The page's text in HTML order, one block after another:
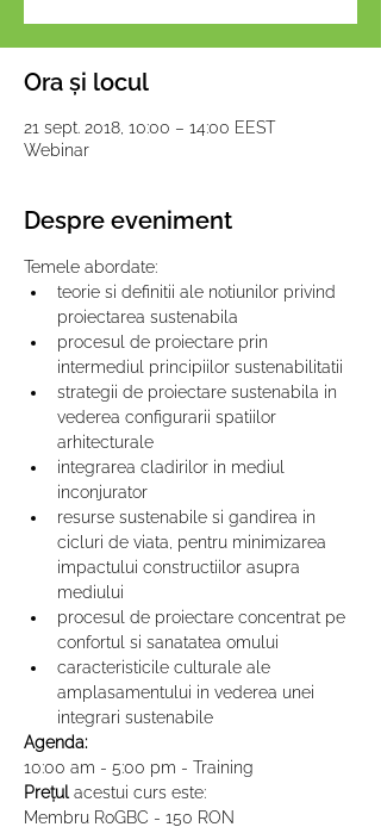
Ora și locul
21 sept. 2018, 10:00 – 14:00 EEST
Webinar
Despre eveniment
Temele abordate:
teorie si definitii ale notiunilor privind
proiectarea sustenabila
procesul de proiectare prin
intermediul principiilor sustenabilitatii
strategii de proiectare sustenabila in
vederea configurarii spatiilor
arhitecturale
integrarea cladirilor in mediul
inconjurator
resurse sustenabile si gandirea in
cicluri de viata, pentru minimizarea
impactului constructiilor asupra
mediului
procesul de proiectare concentrat pe
confortul si sanatatea omului
caracteristicile culturale ale
amplasamentului in vederea unei
integrari sustenabile
Agenda:
10:00 am - 5:00 pm - Training
Prețul acestui curs este:
Membru RoGBC - 150 RON